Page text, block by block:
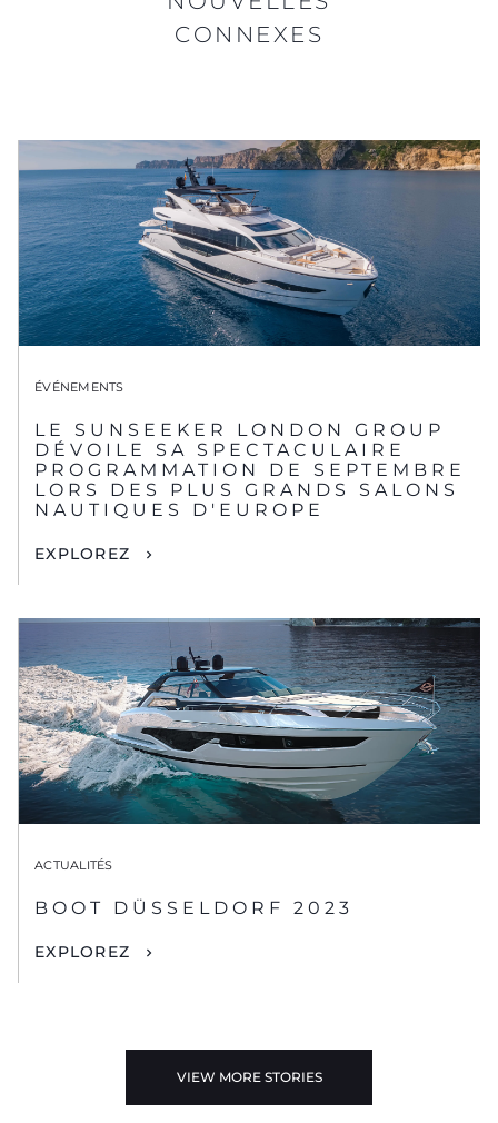
CONNEXES
ÉVÉNEMENTS
LE SUNSEEKER LONDON GROUP
DÉVOILE SA SPECTACULAIRE
PROGRAMMATION DE SEPTEMBRE
LORS DES PLUS GRANDS SALONS
NAUTIQUES D'EUROPE
EXPLOREZ
ACTUALITÉS
BOOT DÜSSELDORF 2023
EXPLOREZ
VIEW MORE STORIES